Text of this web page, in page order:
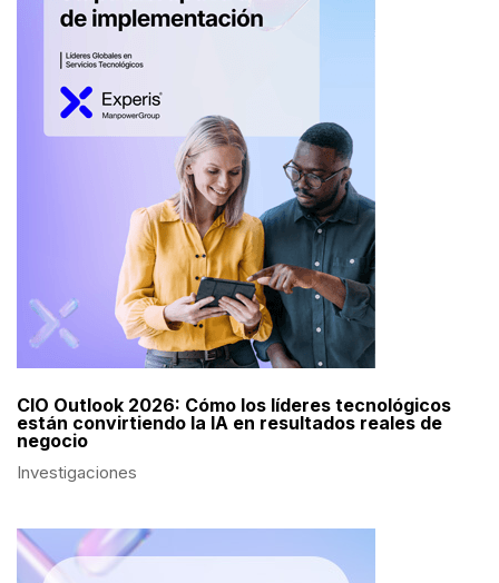
CIO Outlook 2026: Cómo los líderes tecnológicos
están convirtiendo la IA en resultados reales de
negocio
Investigaciones